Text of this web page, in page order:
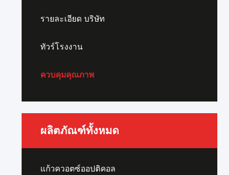
รายละเอียด บริษัท
ทัวร์โรงงาน
ควบคุมคุณภาพ
ผลิตภัณฑ์ทั้งหมด
แก้วควอตซ์ออปติคอล